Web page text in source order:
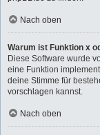
Nach oben
Warum ist Funktion x
Diese Software wurde
eine Funktion
deine Stimme für
vorschlagen kannst.
Nach oben